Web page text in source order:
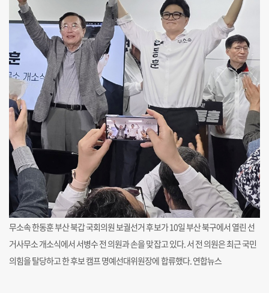
무소속 한동훈 부산 북갑 국회의원 보궐선거 후보가 10일 부산 북구에서 열린 선
거사무소 개소식에서 서병수 전 의원과 손을 맞잡고 있다. 서 전 의원은 최근 국민
의힘을 탈당하고 한 후보 캠프 명예선대위원장에 합류했다. 연합뉴스